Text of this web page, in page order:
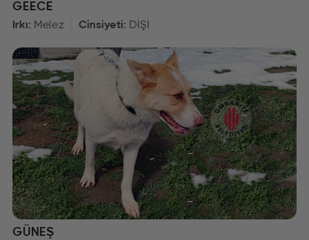
GEECE
Irkı: Melez Cinsiyeti: DİŞİ
GÜNEŞ